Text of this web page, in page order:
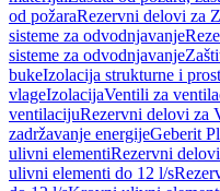
od požaraRezervni delovi za
sisteme za odvodnjavanje
sisteme za odvodnjavanje
bukeIzolacija strukturne i
vlageIzolacijaVentili za
ventilacijuRezervni delovi za
zadržavanje energijeGeberit
ulivni elementiRezervni
ulivni elementi do 12 l/s